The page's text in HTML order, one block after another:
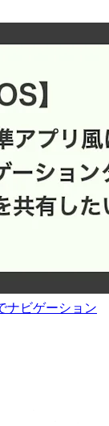
ナビゲーション